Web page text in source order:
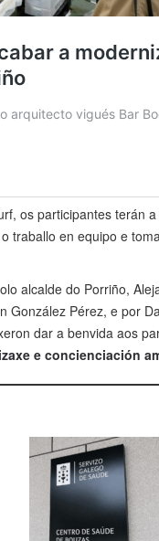
os participantes terán
traballo en equipo e
alcalde do Porriño,
González Pérez, e por
dar a benvida aos
e concienciación